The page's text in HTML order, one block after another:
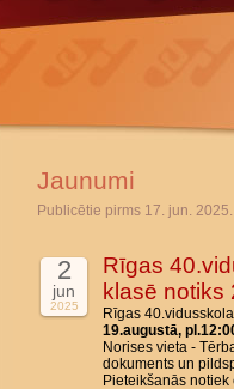
Jaunumi
Publicētie pirms 17. jun.
2
jun
2025
Rīgas
klasē notiks
Rīgas
19.augustā,
Norises vieta -
dokuments un
Pieteikšanās